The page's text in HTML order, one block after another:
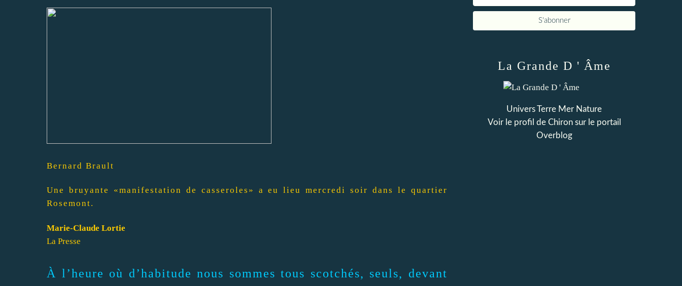
Bernard Brault
Une bruyante «manifestation de casseroles» a eu lieu mercredi soir dans le quartier
Rosemont.
Marie-Claude Lortie
La Presse
À l’heure où d’habitude nous sommes tous scotchés, seuls, devant
La Grande D ' Âme
Univers Terre Mer Nature
Voir le profil de Chironsur le portail
Overblog